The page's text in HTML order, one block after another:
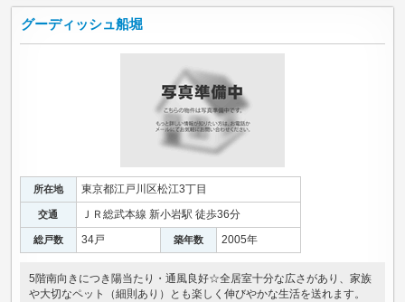
グーディッシュ船堀
所在地 東京都江戸川区松江3丁目
交通 ＪＲ総武本線 新小岩駅 徒歩36分
総戸数 34戸 築年数 2005年
5階南向きにつき陽当たり・通風良好☆全居室十分な広さがあり、家族
や大切なペット（細則あり）とも楽しく伸びやかな生活を送れます。